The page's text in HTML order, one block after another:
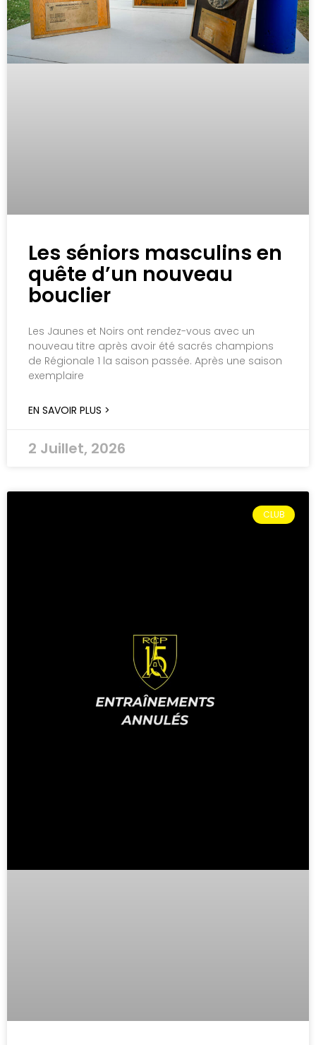
Les séniors masculins en
quête d’un nouveau
bouclier
Les Jaunes et Noirs ont rendez-vous avec un
nouveau titre après avoir été sacrés champions
de Régionale 1 la saison passée. Après une saison
exemplaire
EN SAVOIR PLUS >
2 Juillet, 2026
CLUB